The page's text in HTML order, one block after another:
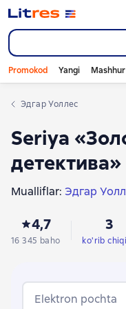
Promokod Yangi Mashhur
Эдгар Уоллес
Seriya
детектива»
Mualliflar: Эдгар
Эрл Дерр Биггерс
Гилберт Кит
Николай Ахшарумов
4,7
16 345 baho
3
ko'rib
Elektron pochta